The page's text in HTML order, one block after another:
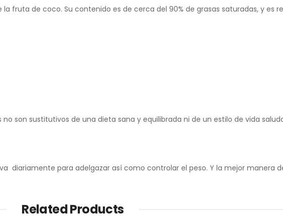
fruta de coco. Su contenido es de cerca del 90% de grasas saturadas, y es
son sustitutivos de una dieta sana y equilibrada ni de un estilo de vida
diariamente para adelgazar así como controlar el peso. Y la mejor manera
Related Products